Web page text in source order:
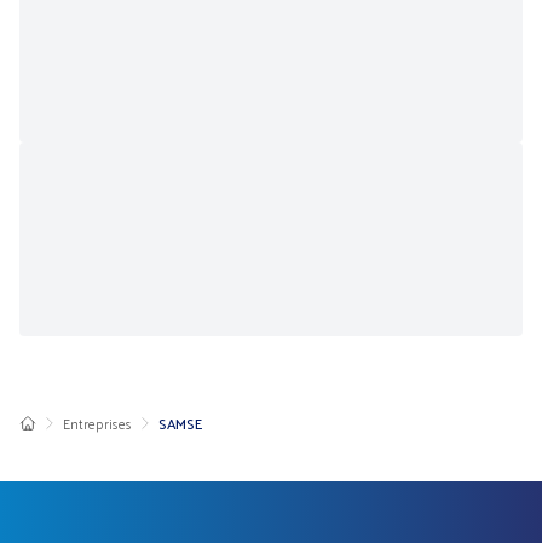
Entreprises SAMSE